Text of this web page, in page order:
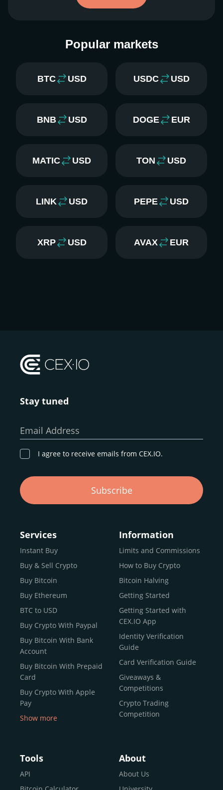
Popular markets
BTC USD USDC USD
BNB USD DOGE EUR
MATIC USD TON USD
LINK USD PEPE USD
XRP USD AVAX EUR
Stay tuned
Email Address
I agree to receive emails from CEX.IO.
Subscribe
Services
Instant Buy
Buy & Sell Crypto
Buy Bitcoin
Buy Ethereum
BTC to USD
Buy Crypto With Paypal
Buy Bitcoin With Bank
Account
Buy Bitcoin With Prepaid
Card
Buy Crypto With Apple
Pay
Buy Bitcoin With Skrill
Sell Bitcoin
Buy Dogecoin
Show more
Information
Limits and Commissions
How to Buy Crypto
Bitcoin Halving
Getting Started
Getting Started with
CEX.IO App
Identity Verification
Guide
Card Verification Guide
Giveaways &
Competitions
Crypto Trading
Competition
Tools
API
About
About Us